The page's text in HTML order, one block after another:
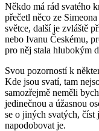
Někdo má rád svatého
přečetl něco ze
světce, další je zvláště
nebo Ivanu Českému,
pro něj stala hlubokým
Svou pozorností k
Kde jsou svatí, tam
samozřejmě neměli
jedinečnou a úžasnou
se o jiných svatých,
napodobovat je.